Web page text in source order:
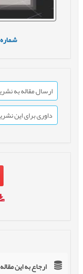
شماره35
ارسال مقاله به
داوری برای این
ارجاع به این مقاله